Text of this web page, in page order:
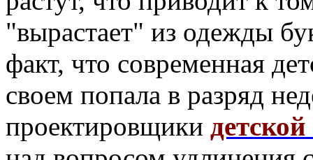
"вырастает" из одежды
факт, что современная
своем попала в разряд
проектировщики